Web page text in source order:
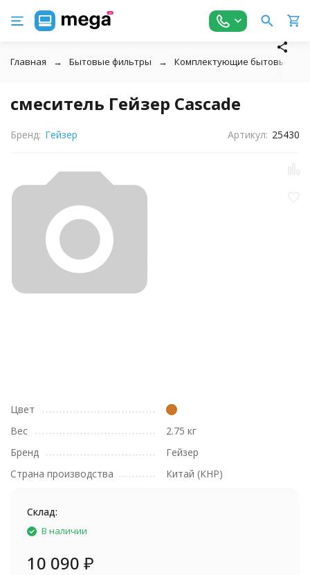
Главная Бытовые фильтры Комплектующие бытовых
смеситель Гейзер Cascade
Бренд: Гейзер Артикул: 25430
Цвет
Вес
2.75 кг
Бренд
Гейзер
Страна производства
Китай (КНР)
Склад:
В наличии
10 090 ₽